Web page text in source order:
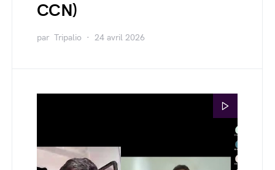
CCN)
par Tripalio 24 avril 2026